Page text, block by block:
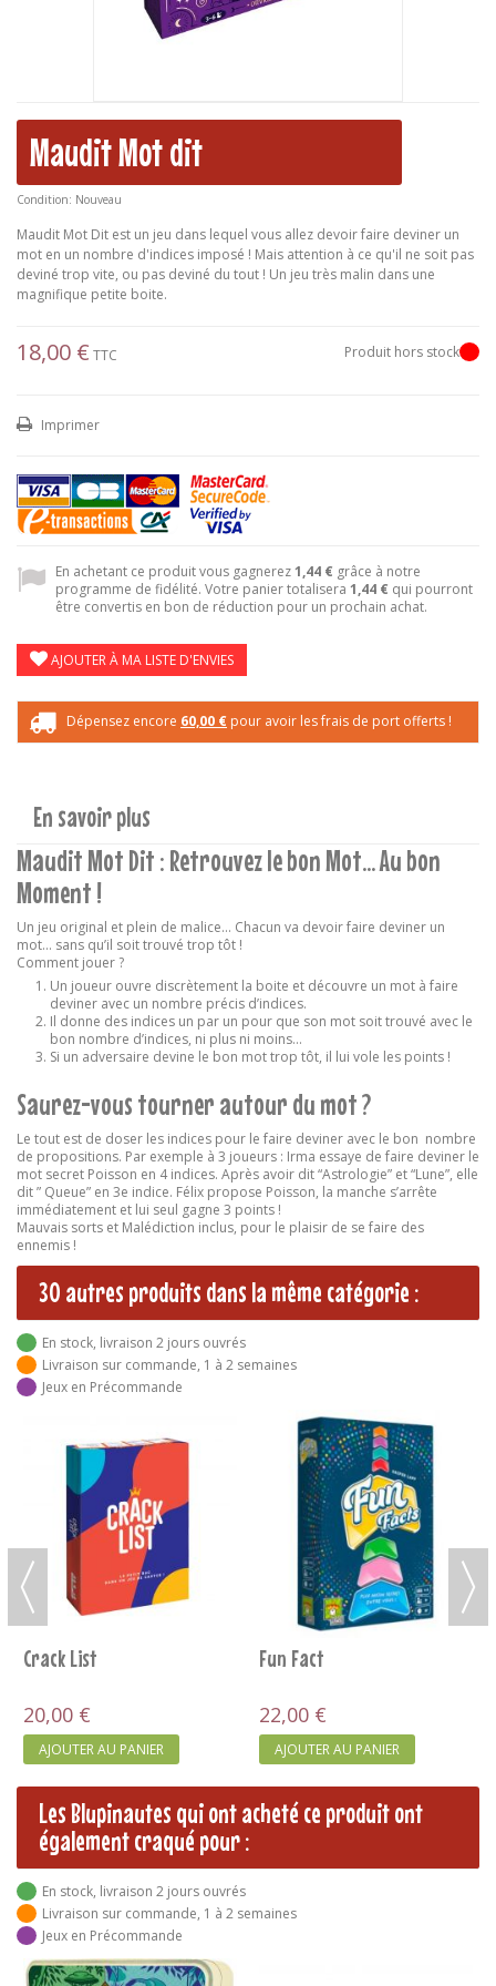
Maudit Mot dit
Condition: Nouveau
Maudit Mot Dit est un jeu dans lequel vous allez devoir faire deviner un
mot en un nombre d'indices imposé ! Mais attention à ce qu'il ne soit pas
deviné trop vite, ou pas deviné du tout ! Un jeu très malin dans une
magnifique petite boite.
18,00 € TTC Produit hors stock
Imprimer
En achetant ce produit vous gagnerez1,44 € grâce à notre
programme de fidélité. Votre panier totalisera 1,44 € qui pourront
être convertis en bon de réduction pour un prochain achat.
AJOUTER À MA LISTE D'ENVIES
Dépensez encore 60,00 € pour avoir les frais de port offerts !
En savoir plus
Maudit Mot Dit : Retrouvez le bon Mot... Au bon
Moment !
Un jeu original et plein de malice… Chacun va devoir faire deviner un
mot… sans qu’il soit trouvé trop tôt !
Comment jouer ?
Un joueur ouvre discrètement la boite et découvre un mot à faire
deviner avec un nombre précis d’indices.
Il donne des indices un par un pour que son mot soit trouvé avec le
bon nombre d’indices, ni plus ni moins…
Si un adversaire devine le bon mot trop tôt, il lui vole les points !
Saurez-vous tourner autour du mot ?
Le tout est de doser les indices pour le faire deviner avec le bon nombre
de propositions. Par exemple à 3 joueurs : Irma essaye de faire deviner le
mot secret Poisson en 4 indices. Après avoir dit “Astrologie” et “Lune”, elle
dit ” Queue” en 3e indice. Félix propose Poisson, la manche s’arrête
immédiatement et lui seul gagne 3 points !
Mauvais sorts et Malédiction inclus, pour le plaisir de se faire des
ennemis !
30 autres produits dans la même catégorie :
En stock, livraison 2 jours ouvrés
Livraison sur commande, 1 à 2 semaines
Jeux en Précommande
Similo - Mythes
14,00 €
AJOUTER AU PANIER
RUPTURE DE STOCK
Brick Like This
20,00 €
RUPTURE
Les Blupinautes qui ont acheté ce produit ont
également craqué pour :
En stock, livraison 2 jours ouvrés
Livraison sur commande, 1 à 2 semaines
Jeux en Précommande